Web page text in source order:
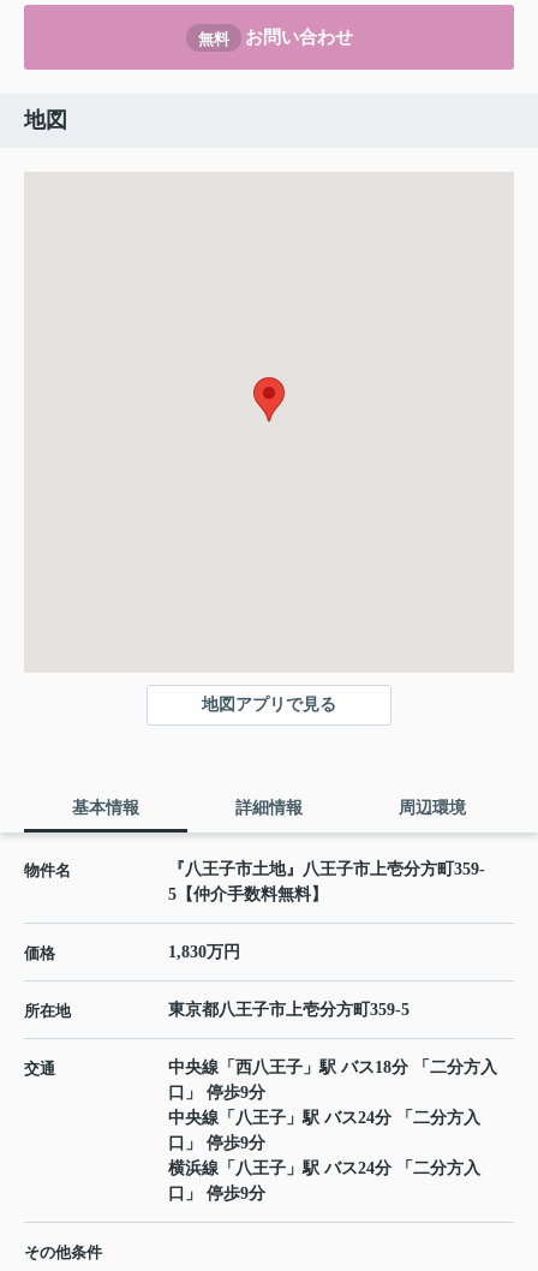
無料 お問い合わせ
地図
地図アプリで見る
基本情報 詳細情報 周辺環境
物件名
『八王子市土地』八王子市上壱分方町359-
5【仲介手数料無料】
価格 1,830万円
所在地 東京都八王子市 上壱分方町 359-5
交通 中央線 「 西八王子 」駅 バス18分 「二分方入
口」 停歩9分
中央線 「 八王子 」駅 バス24分 「二分方入
口」 停歩9分
横浜線 「 八王子 」駅 バス24分 「二分方入
口」 停歩9分
その他条件